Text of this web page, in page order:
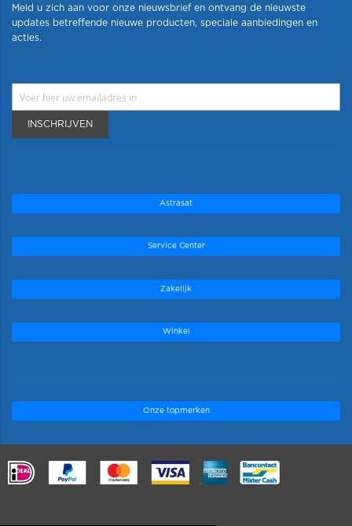
Meld u zich aan voor onze nieuwsbrief en ontvang de nieuwste
updates betreffende nieuwe producten, speciale aanbiedingen en
acties.
INSCHRIJVEN
Astrasat
Service Center
Zakelijk
Winkel
Onze topmerken
.